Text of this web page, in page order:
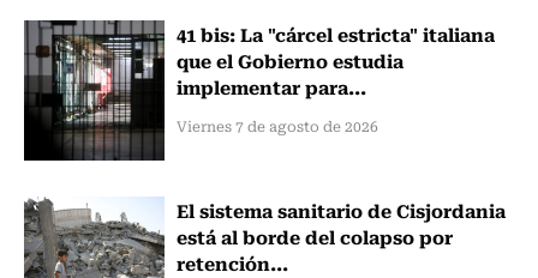
41 bis: La "cárcel estricta" italiana
que el Gobierno estudia
implementar para...
Viernes 7 de agosto de 2026
El sistema sanitario de Cisjordania
está al borde del colapso por
retención...